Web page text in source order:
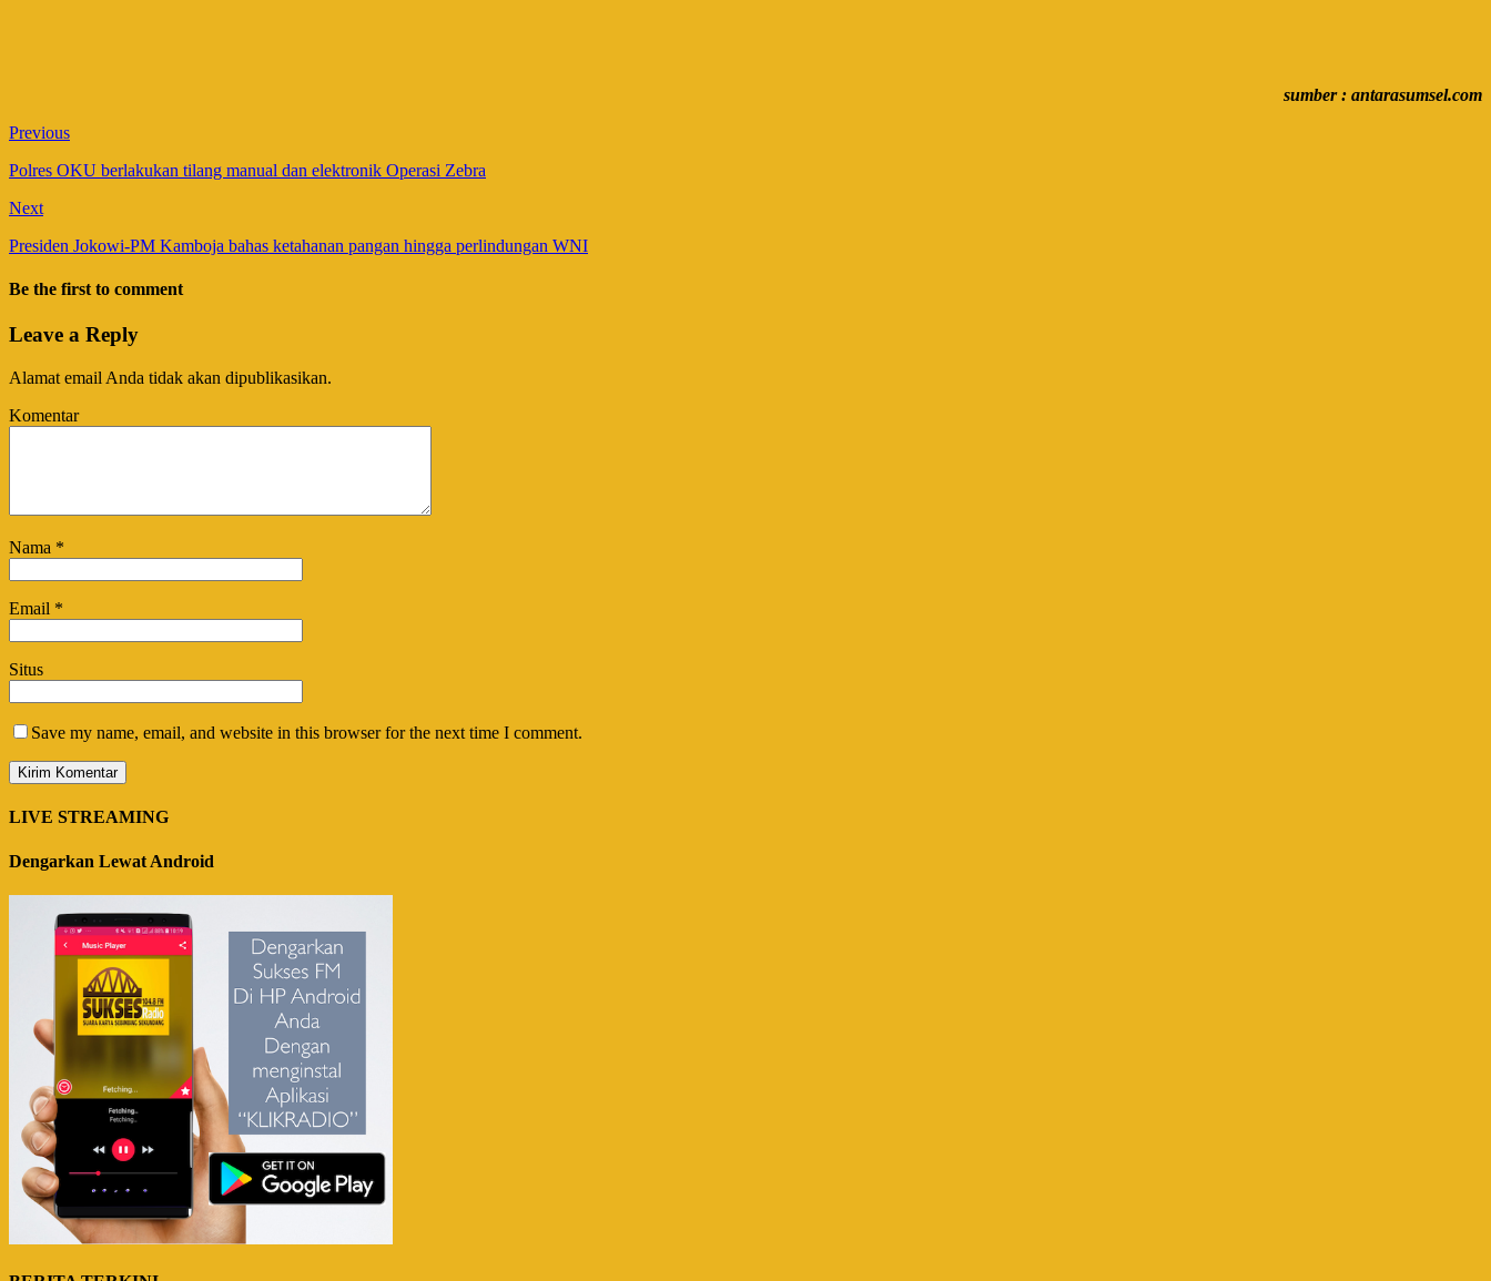
sumber : antarasumsel.com
Previous
Polres OKU berlakukan tilang manual dan elektronik Operasi Zebra
Next
Presiden Jokowi-PM Kamboja bahas ketahanan pangan hingga perlindungan WNI
Be the first to comment
Leave a Reply
Alamat email Anda tidak akan dipublikasikan.
Komentar
Nama *
Email *
Situs
Save my name, email, and website in this browser for the next time I comment.
LIVE STREAMING
Dengarkan Lewat Android